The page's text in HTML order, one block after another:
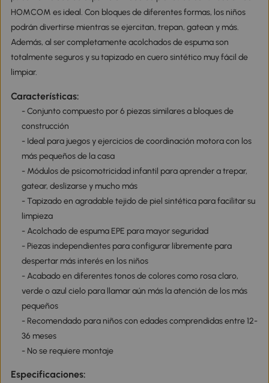
HOMCOM es ideal. Con bloques de diferentes formas, los niños
podrán divertirse mientras se ejercitan, trepan, gatean y más.
Además, al ser completamente acolchados de espuma son
totalmente seguros y su tapizado en cuero sintético muy fácil de
limpiar.
Características:
- Conjunto compuesto por 6 piezas similares a bloques de
construcción
- Ideal para juegos y ejercicios de coordinación motora con los
más pequeños de la casa
- Módulos de psicomotricidad infantil para aprender a trepar,
gatear, deslizarse y mucho más
- Tapizado en agradable tejido de piel sintética para facilitar su
limpieza
- Acolchado de espuma EPE para mayor seguridad
- Piezas independientes para configurar libremente para
despertar más interés en los niños
- Acabado en diferentes tonos de colores como rosa claro,
verde o azul cielo para llamar aún más la atención de los más
pequeños
- Recomendado para niños con edades comprendidas entre 12-
36 meses
- No se requiere montaje
Especificaciones: